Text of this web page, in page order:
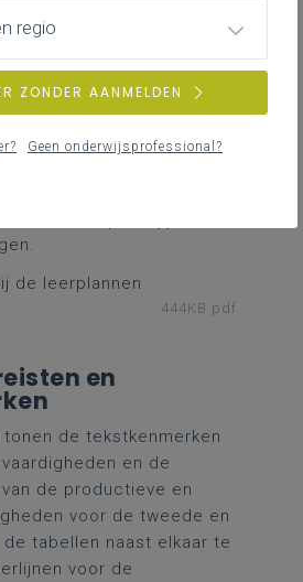
op deze vragen,
de leerplannen
444KB pdf
en
de tekstkenmerken
en de
de productieve en
voor de tweede en
tabellen naast elkaar te
voor de
regio
ZONDER AANMELDEN
Geen onderwijsprofessional?